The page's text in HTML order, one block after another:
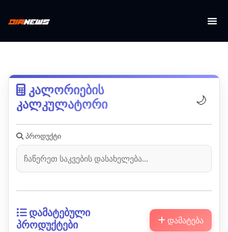
კალორიების
კალკულატორი
🌙
პროდუქტი
დამატებული
პროდუქტები
დამატება